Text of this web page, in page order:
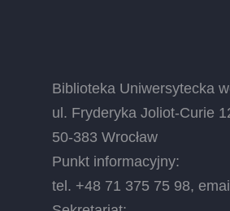
Biblioteka Uniwersytecka
ul. Fryderyka Joliot-Curie
50-383 Wrocław
Punkt informacyjny:
tel. +48 71 375 75 98,